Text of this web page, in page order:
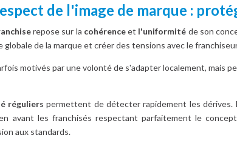
de l'image de marque :
repose sur la cohérenceet l'uniformité de son
globale de la marque et créer des tensions avec le
motivés par une volonté de s'adapter localement, mais
réguliers permettent de détecter rapidement les dérives.
avant les franchisés respectant parfaitement le
aux standards.